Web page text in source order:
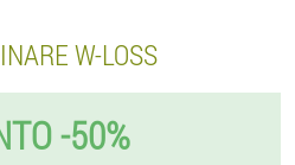
W-LOSS
-50%